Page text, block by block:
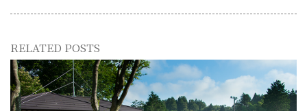
RELATED POSTS